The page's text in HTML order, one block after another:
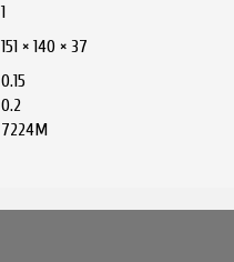
1
151 × 140 × 37
0.15
0.2
7224M